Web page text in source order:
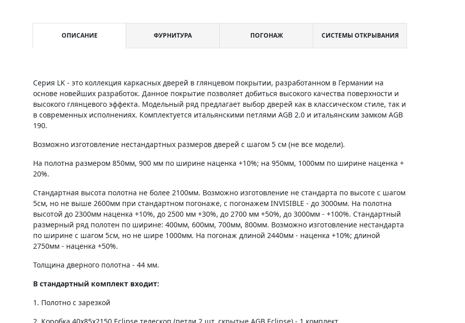
ОПИСАНИЕ ФУРНИТУРА ПОГОНАЖ СИСТЕМЫ ОТКРЫВАНИЯ
Серия LK - это коллекция каркасных дверей в глянцевом покрытии, разработанном в Германии на
основе новейших разработок. Данное покрытие позволяет добиться высокого качества поверхности и
высокого глянцевого эффекта. Модельный ряд предлагает выбор дверей как в классическом стиле, так и
в современных исполнениях. Комплектуется итальянскими петлями AGB 2.0 и итальянским замком AGB
190.
Возможно изготовление нестандартных размеров дверей с шагом 5 см (не все модели).
На полотна размером 850мм, 900 мм по ширине наценка +10%; на 950мм, 1000мм по ширине наценка +
20%.
Стандартная высота полотна не более 2100мм. Возможно изготовление не стандарта по высоте с шагом
5см, но не выше 2600мм при стандартном погонаже, с погонажем INVISIBLE - до 3000мм. На полотна
высотой до 2300мм наценка +10%, до 2500 мм +30%, до 2700 мм +50%, до 3000мм - +100%. Стандартный
размерный ряд полотен по ширине: 400мм, 600мм, 700мм, 800мм. Возможно изготовление нестандарта
по ширине с шагом 5см, но не шире 1000мм. На погонаж длиной 2440мм - наценка +10%; длиной
2750мм - наценка +50%.
Толщина дверного полотна - 44 мм.
В стандартный комплект входит:
1. Полотно c зарезкой